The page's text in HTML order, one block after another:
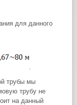
для данного
.
трубы мы
трубу не
на данный